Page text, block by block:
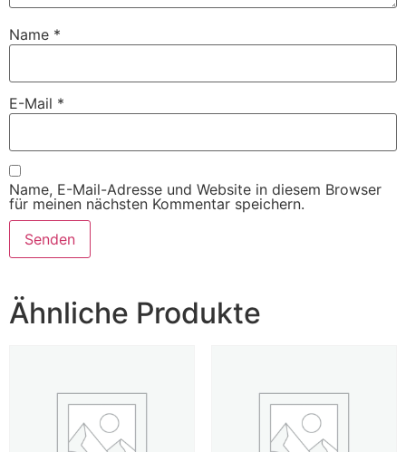
Name *
E-Mail *
Name, E-Mail-Adresse und Website in diesem Browser
für meinen nächsten Kommentar speichern.
Ähnliche Produkte